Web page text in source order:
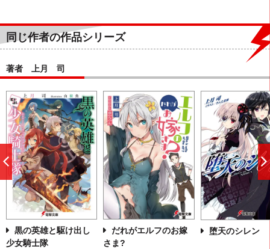
同じ作者の作品シリーズ
著者 上月 司
黒の英雄と駆け出し
少女騎士隊
だれがエルフのお嫁
さま?
堕天のシレン
前
へ